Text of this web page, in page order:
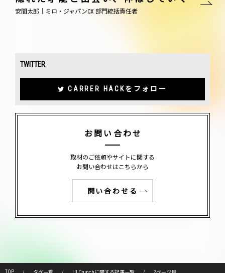
安間太郎｜ミロ・ジャパンCX 部門統括責任者
TWITTER
CARRER HACKをフォロー
お問い合わせ
取材のご依頼やサイトに関する
お問い合わせはこちらから
問い合わせる